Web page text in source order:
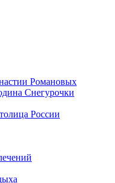
Романовых
Снегурочки
России